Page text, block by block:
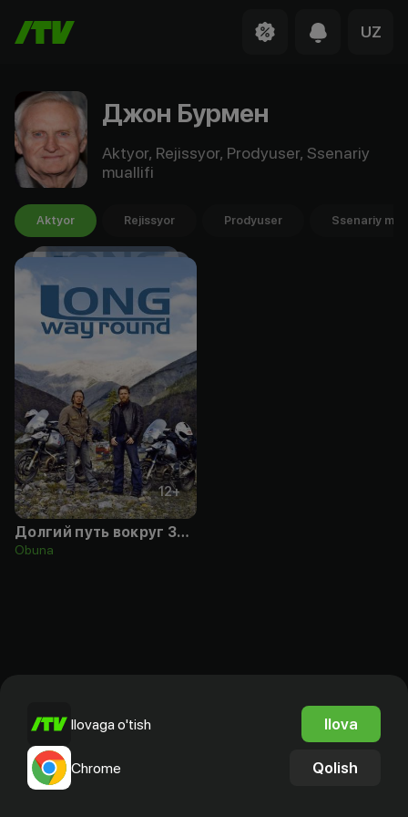
UZ
Джон Бурмен
Aktyor, Rejissyor, Prodyuser, Ssenariy
muallifi
Aktyor Rejissyor Prodyuser Ssenariy
12+
Долгий путь вокруг Земли
Obuna
Ilovaga o'tish Ilova
Chrome Qolish